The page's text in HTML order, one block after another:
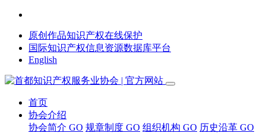
原创作品知识产权在线保护
国际知识产权信息资源数据库平台
English
首页
协会介绍
协会简介 GO 规章制度 GO 组织机构 GO 历史沿革 GO